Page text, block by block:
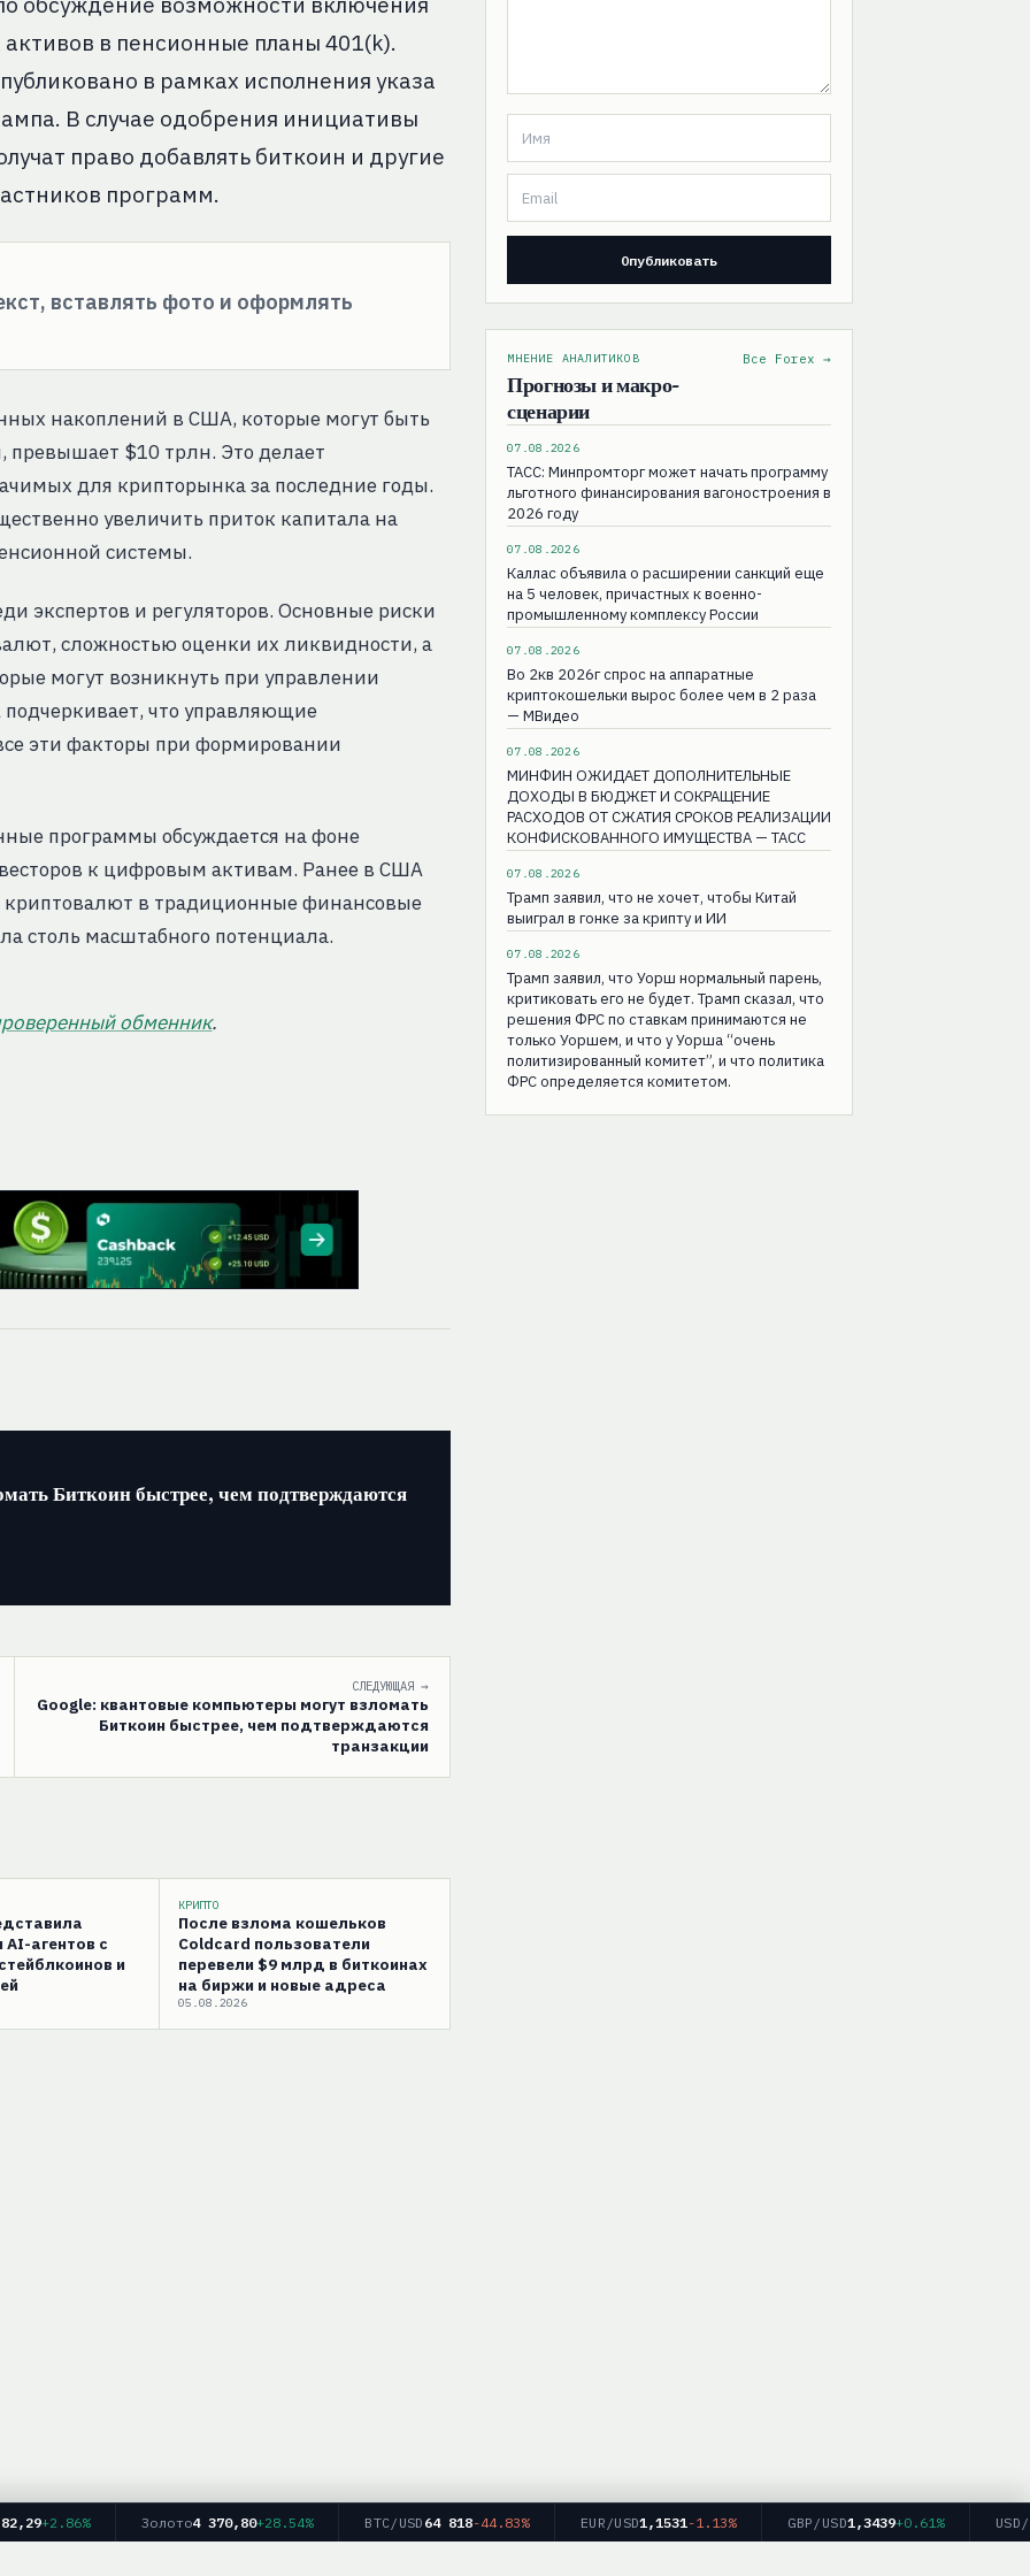
в пенсионные планы 401(k).
в рамках исполнения указа
В случае одобрения инициативы
право добавлять биткоин и другие
программ.
вставлять фото и оформлять
накоплений в США, которые могут быть
$10 трлн. Это делает
для крипторынка за последние годы.
увеличить приток капитала на
системы.
экспертов и регуляторов. Основные риски
сложностью оценки их ликвидности, а
могут возникнуть при управлении
что управляющие
эти факторы при формировании
программы обсуждается на фоне
к цифровым активам. Ранее в США
в традиционные финансовые
столь масштабного потенциала.
обменник.
Биткоин быстрее, чем подтверждаются
СЛЕДУЮЩАЯ →
Google: квантовые компьютеры могут взломать
Биткоин быстрее, чем подтверждаются
транзакции
агентов с
и
КРИПТО
После взлома кошельков
Coldcard пользователи
перевели $9 млрд в биткоинах
на биржи и новые адреса
05.08.2026
МНЕНИЕ АНАЛИТИКОВ
Прогнозы и макро-
сценарии
Все Forex →
07.08.2026
ТАСС: Минпромторг может начать программу
льготного финансирования вагоностроения в
2026 году
07.08.2026
Каллас объявила о расширении санкций еще
на 5 человек, причастных к военно-
промышленному комплексу России
07.08.2026
Во 2кв 2026г спрос на аппаратные
криптокошельки вырос более чем в 2 раза
— МВидео
07.08.2026
МИНФИН ОЖИДАЕТ ДОПОЛНИТЕЛЬНЫЕ
ДОХОДЫ В БЮДЖЕТ И СОКРАЩЕНИЕ
РАСХОДОВ ОТ СЖАТИЯ СРОКОВ РЕАЛИЗАЦИИ
КОНФИСКОВАННОГО ИМУЩЕСТВА — ТАСС
07.08.2026
Трамп заявил, что не хочет, чтобы Китай
выиграл в гонке за крипту и ИИ
07.08.2026
Трамп заявил, что Уорш нормальный парень,
критиковать его не будет. Трамп сказал, что
решения ФРС по ставкам принимаются не
только Уоршем, и что у Уорша “очень
политизированный комитет”, и что политика
ФРС определяется комитетом.
+2.86% Золото4 370,80+28.54% BTC/USD64 818-44.83% EUR/USD 1,1531-1.13% GBP/USD1,3439+0.61% USD/JPY